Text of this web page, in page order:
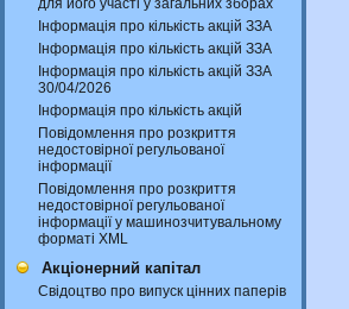
для його участі у загальних зборах
Інформація про кількість акцій ЗЗА
Інформація про кількість акцій ЗЗА
Інформація про кількість акцій ЗЗА
30/04/2026
Інформація про кількість акцій
Повідомлення про розкриття
недостовірної регульованої
інформації
Повідомлення про розкриття
недостовірної регульованої
інформації у машинозчитувальному
форматі XML
Акціонерний капітал
Свідоцтво про випуск цінних паперів